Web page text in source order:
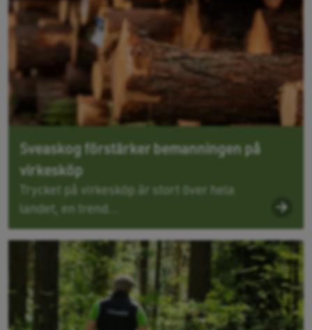
Sveaskog förstärker bemanningen på
virkesköp
Trycket på virkesköp är stort över hela
landet, en trend...